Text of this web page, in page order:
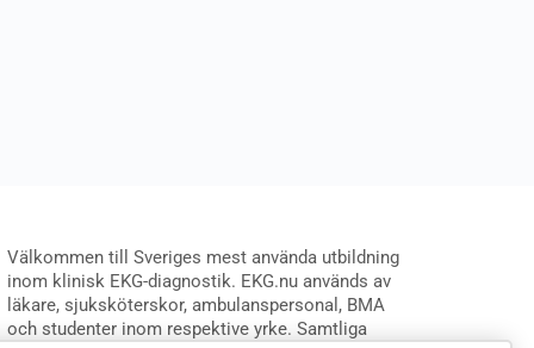
Välkommen till Sveriges mest använda utbildning
inom klinisk EKG-diagnostik. EKG.nu används av
läkare, sjuksköterskor, ambulanspersonal, BMA
och studenter inom respektive yrke. Samtliga